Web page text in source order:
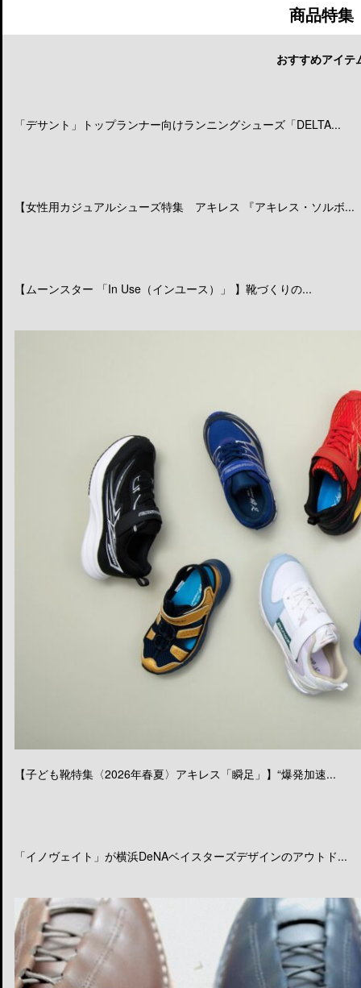
商品特集
おすすめアイテ
「デサント」トップランナー向けランニングシューズ「DELTA...
【女性用カジュアルシューズ特集 アキレス 『アキレス・ソルボ...
【ムーンスター 「In Use（インユース）」 】靴づくりの...
【子ども靴特集〈2026年春夏〉アキレス「瞬足」】“爆発加速...
「イノヴェイト」が横浜DeNAベイスターズデザインのアウトド...